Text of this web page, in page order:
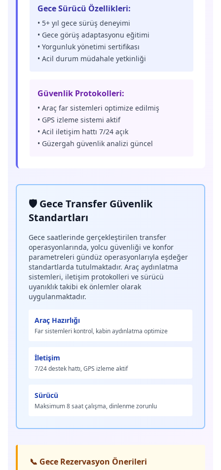
Gece Sürücü Özellikleri:
• 5+ yıl gece sürüş deneyimi
• Gece görüş adaptasyonu eğitimi
• Yorgunluk yönetimi sertifikası
• Acil durum müdahale yetkinliği
Güvenlik Protokolleri:
• Araç far sistemleri optimize edilmiş
• GPS izleme sistemi aktif
• Acil iletişim hattı 7/24 açık
• Güzergah güvenlik analizi güncel
🛡️ Gece Transfer Güvenlik
Standartları
Gece saatlerinde gerçekleştirilen transfer
operasyonlarında, yolcu güvenliği ve konfor
parametreleri gündüz operasyonlarıyla eşdeğer
standartlarda tutulmaktadır. Araç aydınlatma
sistemleri, iletişim protokolleri ve sürücü
uyanıklık takibi ek önlemler olarak
uygulanmaktadır.
Araç Hazırlığı
Far sistemleri kontrol, kabin aydınlatma optimize
İletişim
7/24 destek hattı, GPS izleme aktif
Sürücü
Maksimum 8 saat çalışma, dinlenme zorunlu
📞 Gece Rezervasyon Önerileri